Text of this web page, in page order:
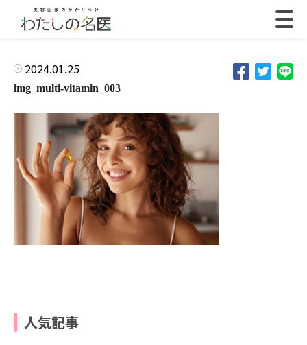
2024.01.25
img_multi-vitamin_003
人気記事